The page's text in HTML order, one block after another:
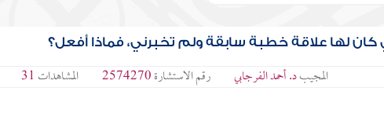
لها علاقة خطبة سابقة ولم تخبرني، فماذا أفعل؟
المجيبد. أحمد الفرجابي رقم الاستشارة2574270 المشاهدات31